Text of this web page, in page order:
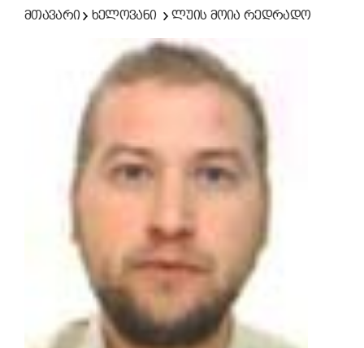
მთავარი ხელოვანი ლუის მოია რედრადო